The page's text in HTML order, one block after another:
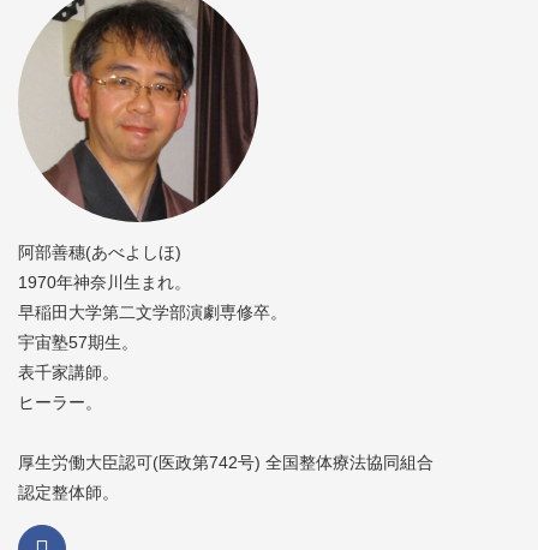
阿部善穗(あべよしほ)
1970年神奈川生まれ。
早稲田大学第二文学部演劇専修卒。
宇宙塾57期生。
表千家講師。
ヒーラー。
厚生労働大臣認可(医政第742号) 全国整体療法協同組合
認定整体師。